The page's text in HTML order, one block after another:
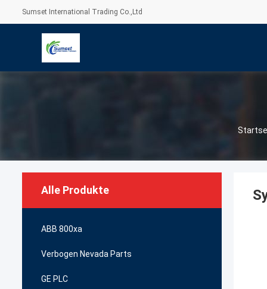
Sumset International Trading Co.,Ltd
Alle Produkte
ABB 800xa
Verbogen Nevada Parts
GE PLC